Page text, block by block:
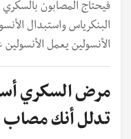
فيحتاج المصابون بالسكري
البنكرياس واستبدال
الأنسولين يعمل
مرض السكري
تدلل أنك مصاب